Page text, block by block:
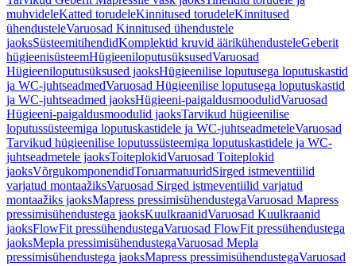
muhvideleKatted torudeleKinnitused torudeleKinnitused
ühendusteleVaruosad Kinnitused ühendustele
jaoksSüsteemitihendidKomplektid kruvid äärikühendusteleGeberit
hügieenisüsteemHügieeniloputusüksusedVaruosad
Hügieeniloputusüksused jaoksHügieenilise loputusega loputuskastid
ja WC-juhtseadmedVaruosad Hügieenilise loputusega loputuskastid
ja WC-juhtseadmed jaoksHügieeni-paigaldusmoodulidVaruosad
Hügieeni-paigaldusmoodulid jaoksTarvikud hügieenilise
loputussüsteemiga loputuskastidele ja WC-juhtseadmeteleVaruosad
Tarvikud hügieenilise loputussüsteemiga loputuskastidele ja WC-
juhtseadmetele jaoksToiteplokidVaruosad Toiteplokid
jaoksVõrgukomponendidToruarmatuuridSirged istmeventiilid
varjatud montaažiksVaruosad Sirged istmeventiilid varjatud
montaažiks jaoksMapress pressimisühendustegaVaruosad Mapress
pressimisühendustega jaoksKuulkraanidVaruosad Kuulkraanid
jaoksFlowFit pressühendustegaVaruosad FlowFit pressühendustega
jaoksMepla pressimisühendustegaVaruosad Mepla
pressimisühendustega jaoksMapress pressimisühendustegaVaruosad